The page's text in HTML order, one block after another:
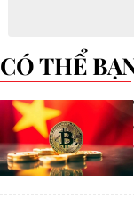
CÓ THỂ